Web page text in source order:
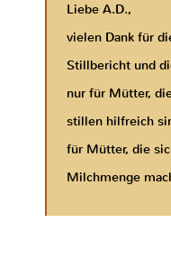
Liebe A.D.,
vielen Dank für
Stillbericht und
nur für Mütter,
stillen hilfreich
für Mütter, die
Milchmenge